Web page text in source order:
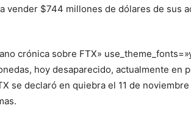
vender $744 millones de dólares de sus
crónica sobre FTX»
hoy desaparecido, actualmente
se declaró en quiebra el 11 de